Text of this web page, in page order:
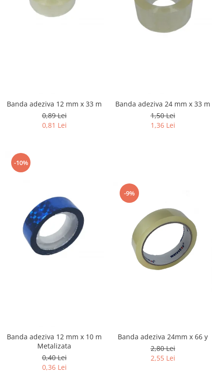
Banda adeziva 12 mm x 33 m
0,89 Lei
0,81 Lei
Banda adeziva 24 mm x 33 m
1,50 Lei
1,36 Lei
-10%
Banda adeziva 12 mm x 10 m
Metalizata
0,40 Lei
0,36 Lei
-9%
Banda adeziva 24mm x 66 y
2,80 Lei
2,55 Lei